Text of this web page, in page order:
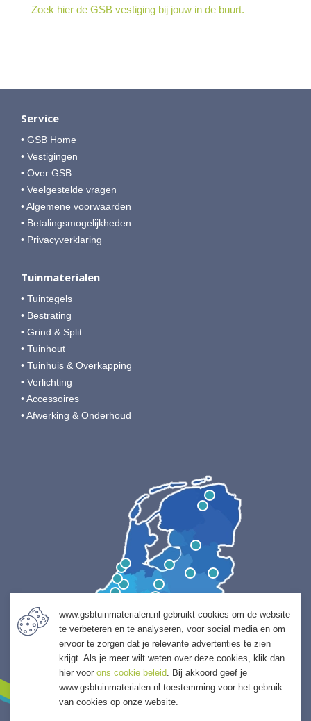
Zoek hier de GSB vestiging bij jouw in de buurt.
Service
• GSB Home
• Vestigingen
• Over GSB
• Veelgestelde vragen
• Algemene voorwaarden
• Betalingsmogelijkheden
• Privacyverklaring
Tuinmaterialen
• Tuintegels
• Bestrating
• Grind & Split
• Tuinhout
• Tuinhuis & Overkapping
• Verlichting
• Accessoires
• Afwerking & Onderhoud
www.gsbtuinmaterialen.nl gebruikt cookies om de website
te verbeteren en te analyseren, voor social media en om
ervoor te zorgen dat je relevante advertenties te zien
krijgt. Als je meer wilt weten over deze cookies, klik dan
hier voor ons cookie beleid. Bij akkoord geef je
www.gsbtuinmaterialen.nl toestemming voor het gebruik
van cookies op onze website.